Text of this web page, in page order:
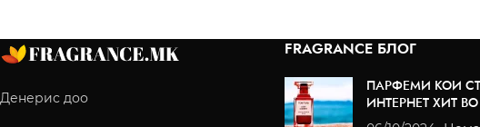
Денерис доо
FRAGRANCE БЛОГ
ПАРФЕМИ КОИ
ИНТЕРНЕТ ХИТ